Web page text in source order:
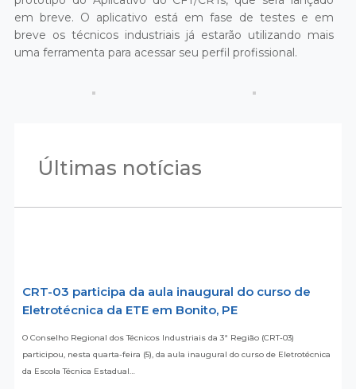
em breve. O aplicativo está em fase de testes e em
breve os técnicos industriais já estarão utilizando mais
uma ferramenta para acessar seu perfil profissional.
Últimas notícias
CRT-03 participa da aula inaugural do curso de
Eletrotécnica da ETE em Bonito, PE
O Conselho Regional dos Técnicos Industriais da 3ª Região (CRT-03)
participou, nesta quarta-feira (5), da aula inaugural do curso de Eletrotécnica
da Escola Técnica Estadual…